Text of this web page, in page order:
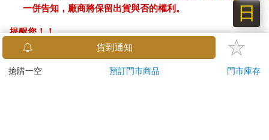
一併告知，廠商將保留出貨與否的權利。
提醒您！！
金石堂及銀行均不會請您操作ATM! 如接獲電話要求您前往
ATM提款機，請不要聽從指示，以免受騙上當！
貨到通知
搶購一空 預訂門市商品 門市庫存
日